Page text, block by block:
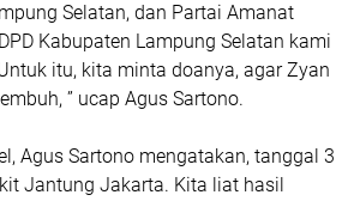
Selatan, dan Partai Amanat
Kabupaten Lampung Selatan kami
itu, kita minta doanya, agar Zyan
” ucap Agus Sartono.
Agus Sartono mengatakan, tanggal 3
Jantung Jakarta. Kita liat hasil